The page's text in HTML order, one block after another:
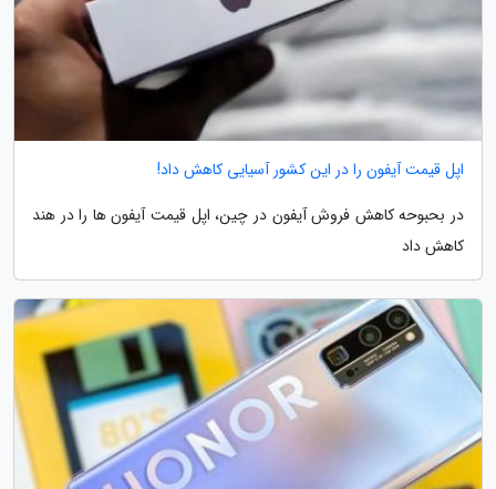
اپل قیمت آیفون را در این کشور آسیایی کاهش داد!
در بحبوحه کاهش فروش آیفون در چین، اپل قیمت آیفون ها را در هند
کاهش داد